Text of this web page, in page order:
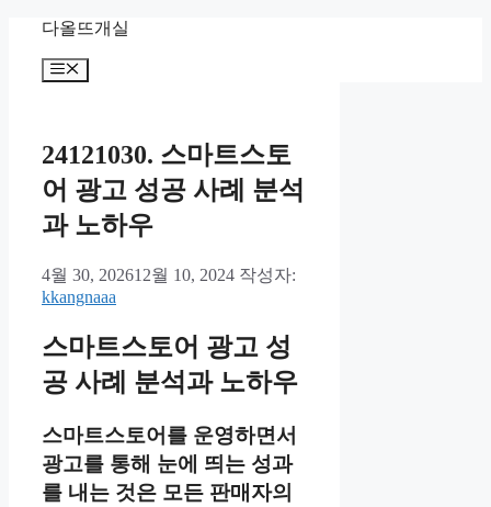
다올뜨개실
메
24121030. 스마트스토
어 광고 성공 사례 분석
과 노하우
4월 30, 202612월 10, 2024 작성자:
kkangnaaa
스마트스토어 광고 성
공 사례 분석과 노하우
스마트스토어를 운영하면서
광고를 통해 눈에 띄는 성과
를 내는 것은 모든 판매자의